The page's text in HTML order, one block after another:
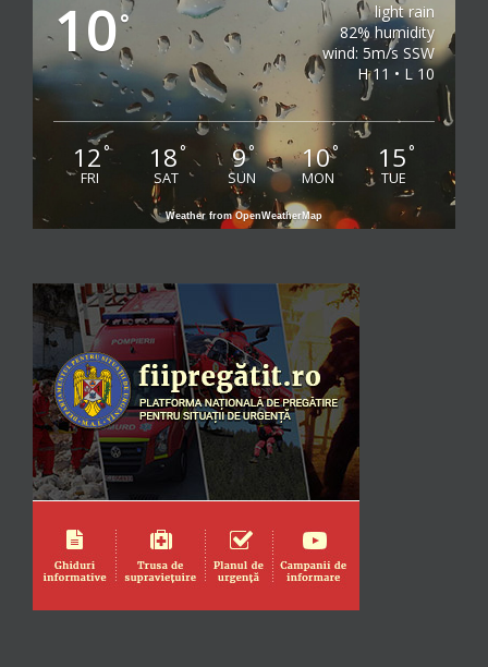
10°
light rain
82% humidity
wind: 5m/s SSW
H 11 • L 10
12°
FRI
18°
SAT
9°
SUN
10°
MON
15°
TUE
Weather from OpenWeatherMap